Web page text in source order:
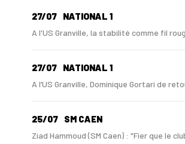
27/07 NATIONAL 1
A l'US Granville, la stabilité comme fil
27/07 NATIONAL 1
A l’US Granville, Dominique Gortari de
25/07 SM CAEN
Ziad Hammoud (SM Caen) : "Fier que le